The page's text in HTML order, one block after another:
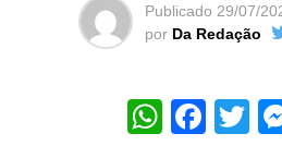
Publicado 29/07/
por Da Redação